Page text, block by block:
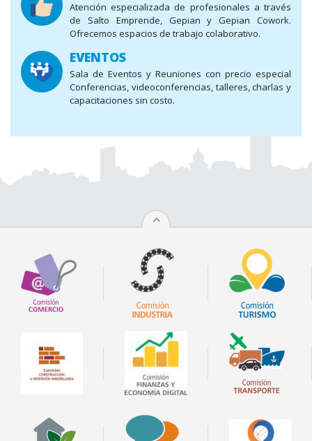
Atención especializada de profesionales a través
de Salto Emprende, Gepian y Gepian Cowork.
Ofrecemos espacios de trabajo colaborativo.
EVENTOS
Sala de Eventos y Reuniones con precio especial
Conferencias, videoconferencias, talleres, charlas y
capacitaciones sin costo.